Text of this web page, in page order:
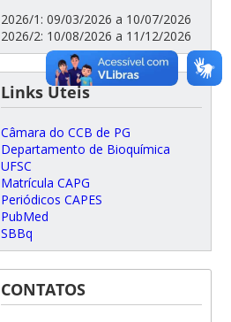
2026/1: 09/03/2026 a 10/07/2026
2026/2: 10/08/2026 a 11/12/2026
Links Úteis
Câmara do CCB de PG
Departamento de Bioquímica
UFSC
Matrícula CAPG
Periódicos CAPES
PubMed
SBBq
CONTATOS